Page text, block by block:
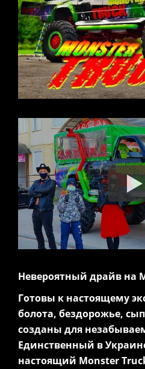
Невероятный драйв на
Готовы к настоящему
болота, бездорожье,
созданы для
Единственный в
настоящий Monster